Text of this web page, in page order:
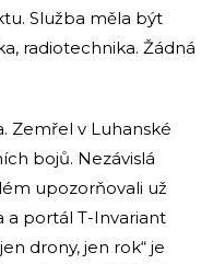
Služba měla být
radiotechnika. Žádná
Zemřel v Luhanské
bojů. Nezávislá
upozorňovali už
a portál T-Invariant
drony, jen rok“ je